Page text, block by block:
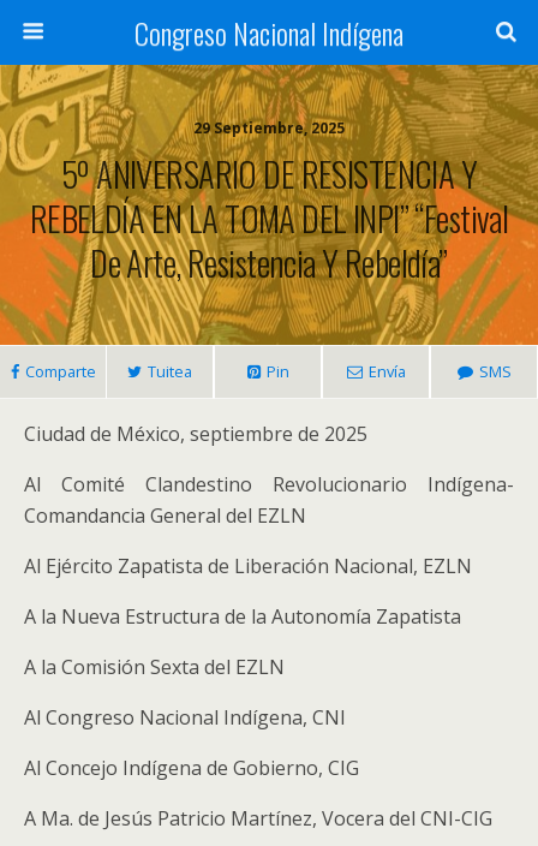
Congreso Nacional Indígena
29 Septiembre, 2025
5º ANIVERSARIO DE RESISTENCIA Y
REBELDÍA EN LA TOMA DEL INPI” “Festival
De Arte, Resistencia Y Rebeldía”
Comparte Tuitea Pin Envía SMS
Ciudad de México, septiembre de 2025
Al Comité Clandestino Revolucionario Indígena-
Comandancia General del EZLN
Al Ejército Zapatista de Liberación Nacional, EZLN
A la Nueva Estructura de la Autonomía Zapatista
A la Comisión Sexta del EZLN
Al Congreso Nacional Indígena, CNI
Al Concejo Indígena de Gobierno, CIG
A Ma. de Jesús Patricio Martínez, Vocera del CNI-CIG